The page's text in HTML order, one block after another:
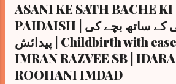
ASANI KE SATH BACHE KI
PAIDAISH | آسانی کے ساتھ بچے کی
پیدائش | Childbirth with ease | SUFI
IMRAN RAZVEE SB | IDARA
ROOHANI IMDAD